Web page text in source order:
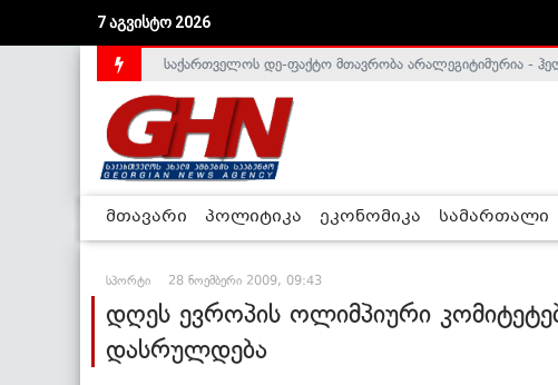
7 აგვისტო 2026
საქართველოს დე-ფაქტო მთავრობა არალეგიტიმურია -
მთავარი პოლიტიკა ეკონომიკა სამართალი
სპორტი 28 ნოემბერი 2009, 09:43
დღეს ევროპის ოლიმპიური
დასრულდება